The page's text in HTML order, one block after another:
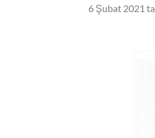
6 Şubat 2021